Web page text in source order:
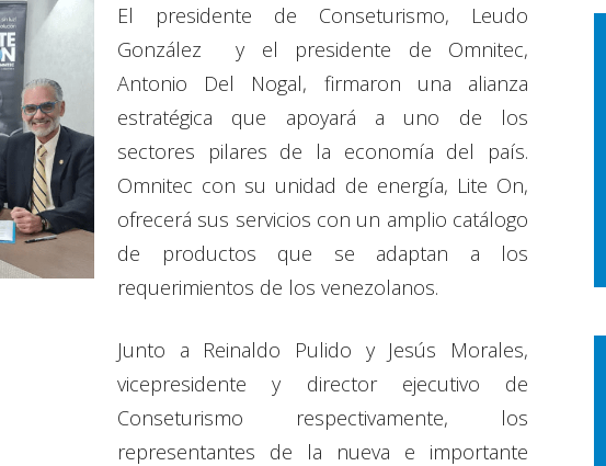
El presidente de Conseturismo, Leudo
González y el presidente de Omnitec,
Antonio Del Nogal, firmaron una alianza
estratégica que apoyará a uno de los
sectores pilares de la economía del país.
Omnitec con su unidad de energía, Lite On,
ofrecerá sus servicios con un amplio catálogo
de productos que se adaptan a los
requerimientos de los venezolanos.
Junto a Reinaldo Pulido y Jesús Morales,
vicepresidente y director ejecutivo de
Conseturismo respectivamente, los
representantes de la nueva e importante